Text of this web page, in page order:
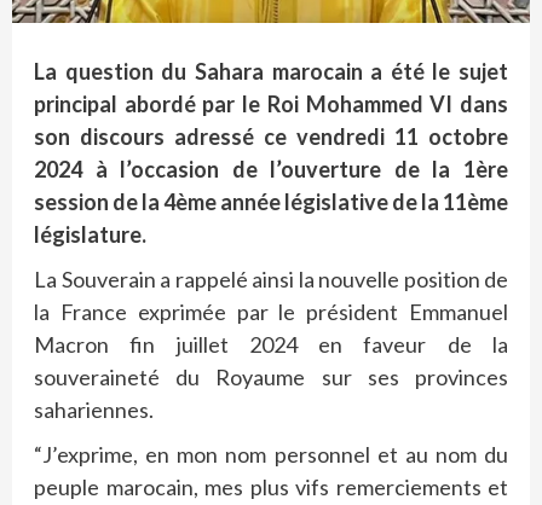
La question du Sahara marocain a été le sujet
principal abordé par le Roi Mohammed VI dans
son discours adressé ce vendredi 11 octobre
2024 à l’occasion de l’ouverture de la 1ère
session de la 4ème année législative de la 11ème
législature.
La Souverain a rappelé ainsi la nouvelle position de
la France exprimée par le président Emmanuel
Macron fin juillet 2024 en faveur de la
souveraineté du Royaume sur ses provinces
sahariennes.
“J’exprime, en mon nom personnel et au nom du
peuple marocain, mes plus vifs remerciements et